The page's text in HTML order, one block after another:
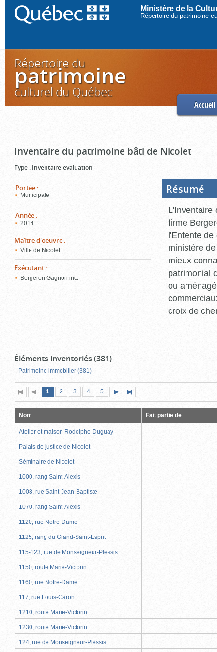
Ministère de la
Répertoire du patrimoine
Répertoire du
patrimoine
culturel du Québec
Accueil
Inventaire du patrimoine bâti de Nicolet
Type : Inventaire-évaluation
Portée :
Municipale
Année :
2014
Maître d'oeuvre :
Ville de Nicolet
Exécutant :
Bergeron Gagnon inc.
Résumé
L'Inventaire
firme
l'Entente de
ministère
mieux
patrimonial
ou
croix de
Éléments inventoriés (381)
Patrimoine immobilier (381)
Première
page
Page
précédente
Page
1 (page
actuelle)
Page
2 Page
3 Page
4 Page
5
suivante
page
Nom Fait partie de
Atelier et maison Rodolphe-Duguay
Palais de justice de Nicolet
Séminaire de Nicolet
1000, rang Saint-Alexis
1008, rue Saint-Jean-Baptiste
1070, rang Saint-Alexis
1120, rue Notre-Dame
1125, rang du Grand-Saint-Esprit
115-123, rue de Monseigneur-Plessis
1150, route Marie-Victorin
1160, rue Notre-Dame
117, rue Louis-Caron
1210, route Marie-Victorin
1230, route Marie-Victorin
124, rue de Monseigneur-Plessis